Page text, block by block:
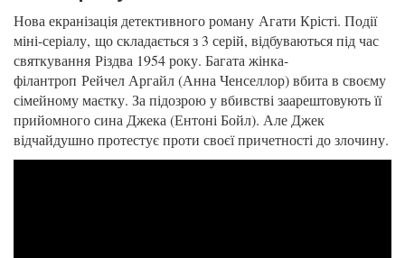
Нова екранізація детективного роману Агати Крісті. Події
міні-серіалу, що складається з 3 серій, відбуваються під час
святкування Різдва 1954 року. Багата жінка-
філантроп Рейчел Аргайл (Анна Ченселлор) вбита в своєму
сімейному маєтку. За підозрою у вбивстві заарештовують її
прийомного сина Джека (Ентоні Бойл). Але Джек
відчайдушно протестує проти своєї причетності до злочину.